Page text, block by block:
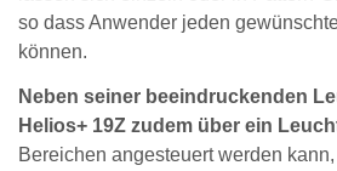
so dass Anwender jeden
können.
Neben seiner beeindruckenden
Helios+ 19Z zudem über ein
Bereichen angesteuert werden